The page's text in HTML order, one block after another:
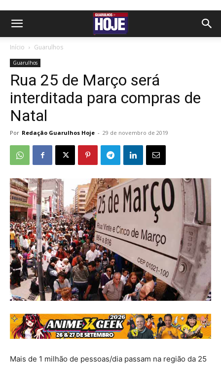
Início Guarulhos
Guarulhos
Rua 25 de Março será
interditada para compras de
Natal
Por Redação Guarulhos Hoje - 29 de novembro de 2019
Mais de 1 milhão de pessoas/dia passam na região da 25